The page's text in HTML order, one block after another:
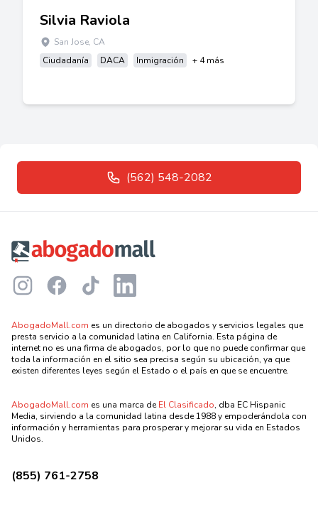
Silvia Raviola
San Jose, CA
Ciudadanía
DACA Inmigración + 4 más
(562) 548-2082
InstagramFacebookTikTok LinkedIn
AbogadoMall.com es un directorio de abogados y servicios legales que
presta servicio a la comunidad latina en California. Esta página de
internet no es una firma de abogados, por lo que no puede confirmar que
toda la información en el sitio sea precisa según su ubicación, ya que
existen diferentes leyes según el Estado o el país en que se encuentre.
AbogadoMall.com es una marca deEl Clasificado, dba EC Hispanic
Media, sirviendo a la comunidad latina desde 1988 y empoderándola con
información y herramientas para prosperar y mejorar su vida en Estados
Unidos.
(855) 761-2758